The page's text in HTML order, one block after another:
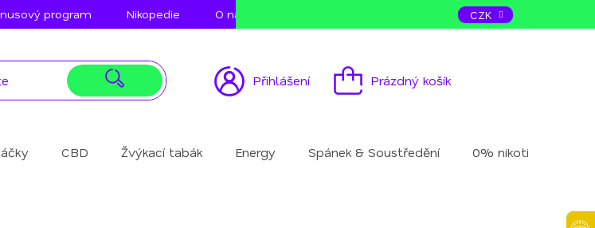
program Nikopedie O nás CZK
Přihlášení
Nákupní
Prázdný košík
CBD Žvýkací tabák Energy Spánek & Soustředění 0% nikotinu